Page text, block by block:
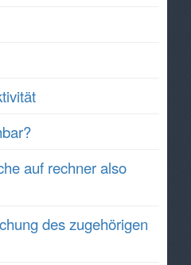
auf rechner also
des zugehörigen